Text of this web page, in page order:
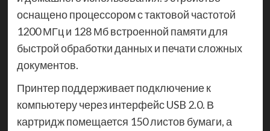
оснащено процессором с тактовой частотой
1200 МГц и 128 Мб встроенной памяти для
быстрой обработки данных и печати сложных
документов.
Принтер поддерживает подключение к
компьютеру через интерфейс USB 2.0. В
картридж помещается 150 листов бумаги, а